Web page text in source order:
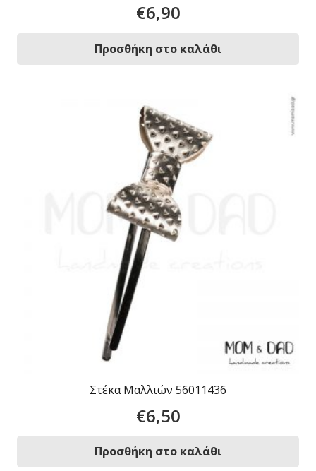
€6,90
Προσθήκη στο καλάθι
Στέκα Μαλλιών 56011436
€6,50
Προσθήκη στο καλάθι